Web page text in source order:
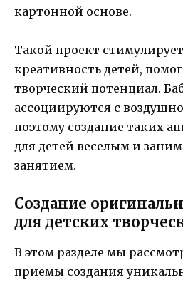
картонной основе.
Такой проект
креативность детей,
творческий потенциал.
ассоциируются с
поэтому создание таких
для детей веселым и
занятием.
Создание
для детских
В этом разделе мы
приемы создания